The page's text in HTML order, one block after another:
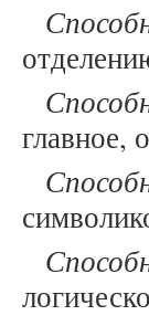
главное,